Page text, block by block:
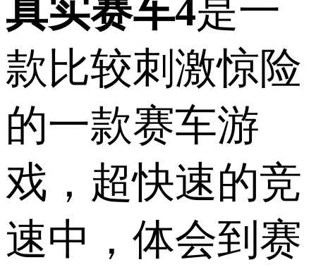
真实赛车4是一
款比较刺激惊险
的一款赛车游
戏，超快速的竞
速中，体会到赛